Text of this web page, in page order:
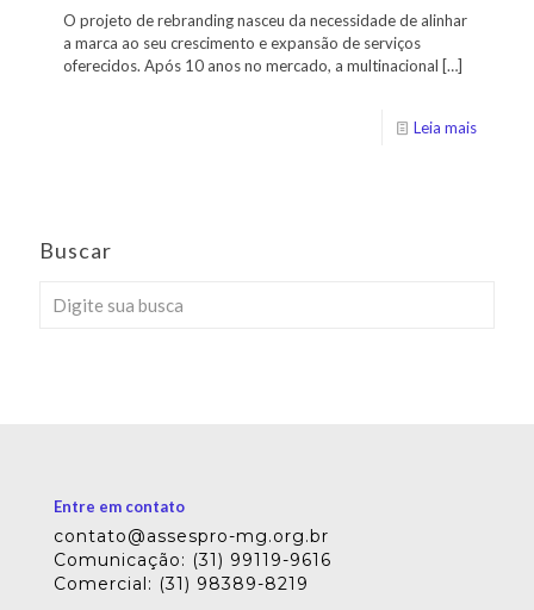
O projeto de rebranding nasceu da necessidade de alinhar
a marca ao seu crescimento e expansão de serviços
oferecidos. Após 10 anos no mercado, a multinacional […]
Leia mais
Buscar
Entre em contato
contato@assespro-mg.org.br
Comunicação: (31) 99119-9616
Comercial: (31) 98389-8219